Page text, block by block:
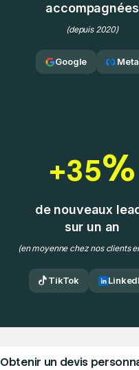
accompagnées
(depuis 2020)
Google Meta
+35%
de nouveaux
sur un an
(en moyenne chez nos clients
TikTok
Obtenir un devis